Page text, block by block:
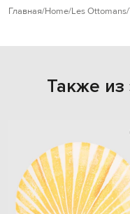
Главная Home Les Ottomans
Также из